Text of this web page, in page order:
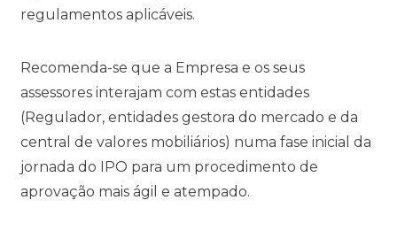
regulamentos aplicáveis.
Recomenda-se que a Empresa e os seus
assessores interajam com estas entidades
(Regulador, entidades gestora do mercado e da
central de valores mobiliários) numa fase inicial da
jornada do IPO para um procedimento de
aprovação mais ágil e atempado.